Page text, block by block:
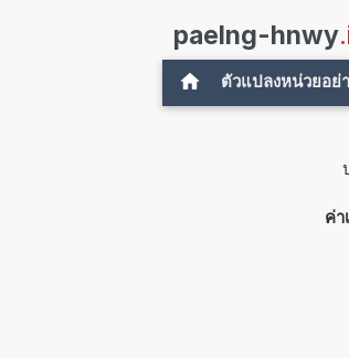
paelng-hnwy
ตัวแปลงหน่วยอย่า
ค่า